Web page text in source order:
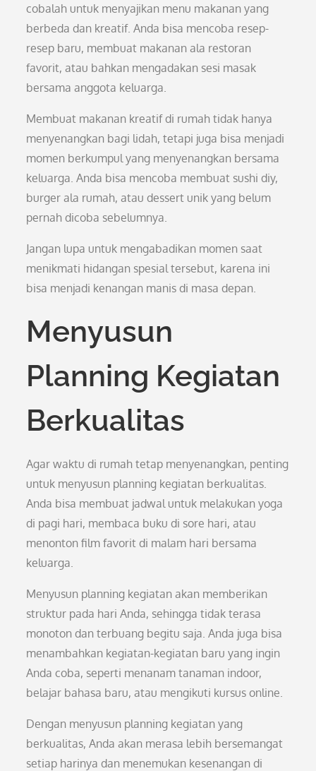
cobalah untuk menyajikan menu makanan yang
berbeda dan kreatif. Anda bisa mencoba resep-
resep baru, membuat makanan ala restoran
favorit, atau bahkan mengadakan sesi masak
bersama anggota keluarga.
Membuat makanan kreatif di rumah tidak hanya
menyenangkan bagi lidah, tetapi juga bisa menjadi
momen berkumpul yang menyenangkan bersama
keluarga. Anda bisa mencoba membuat sushi diy,
burger ala rumah, atau dessert unik yang belum
pernah dicoba sebelumnya.
Jangan lupa untuk mengabadikan momen saat
menikmati hidangan spesial tersebut, karena ini
bisa menjadi kenangan manis di masa depan.
Menyusun
Planning Kegiatan
Berkualitas
Agar waktu di rumah tetap menyenangkan, penting
untuk menyusun planning kegiatan berkualitas.
Anda bisa membuat jadwal untuk melakukan yoga
di pagi hari, membaca buku di sore hari, atau
menonton film favorit di malam hari bersama
keluarga.
Menyusun planning kegiatan akan memberikan
struktur pada hari Anda, sehingga tidak terasa
monoton dan terbuang begitu saja. Anda juga bisa
menambahkan kegiatan-kegiatan baru yang ingin
Anda coba, seperti menanam tanaman indoor,
belajar bahasa baru, atau mengikuti kursus online.
Dengan menyusun planning kegiatan yang
berkualitas, Anda akan merasa lebih bersemangat
setiap harinya dan menemukan kesenangan di